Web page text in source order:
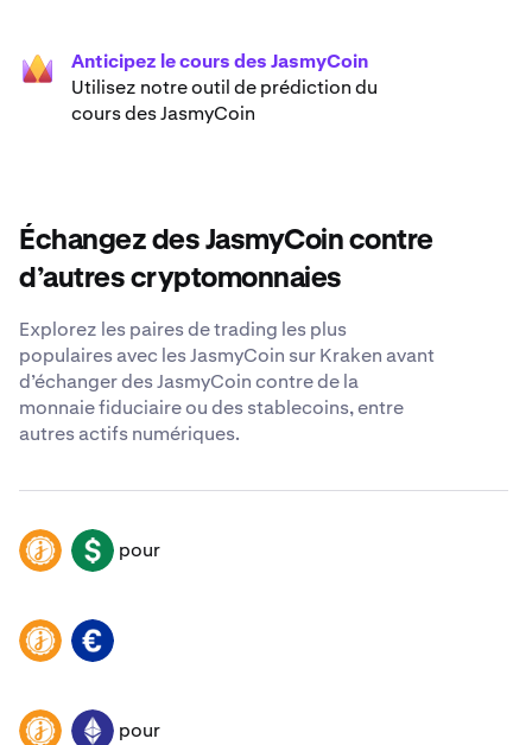
Anticipez le cours des JasmyCoin
Utilisez notre outil de prédiction du
cours des JasmyCoin
Échangez des JasmyCoin contre
d’autres cryptomonnaies
Explorez les paires de trading les plus
populaires avec les JasmyCoin sur Kraken avant
d’échanger des JasmyCoin contre de la
monnaie fiduciaire ou des stablecoins, entre
autres actifs numériques.
JASMY USD pour
JASMY EUR
JASMY ETH pour